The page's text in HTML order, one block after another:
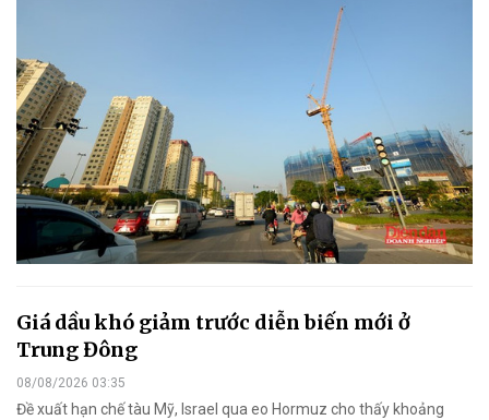
Giá dầu khó giảm trước diễn biến mới ở
Trung Đông
08/08/2026 03:35
Đề xuất hạn chế tàu Mỹ, Israel qua eo Hormuz cho thấy khoảng